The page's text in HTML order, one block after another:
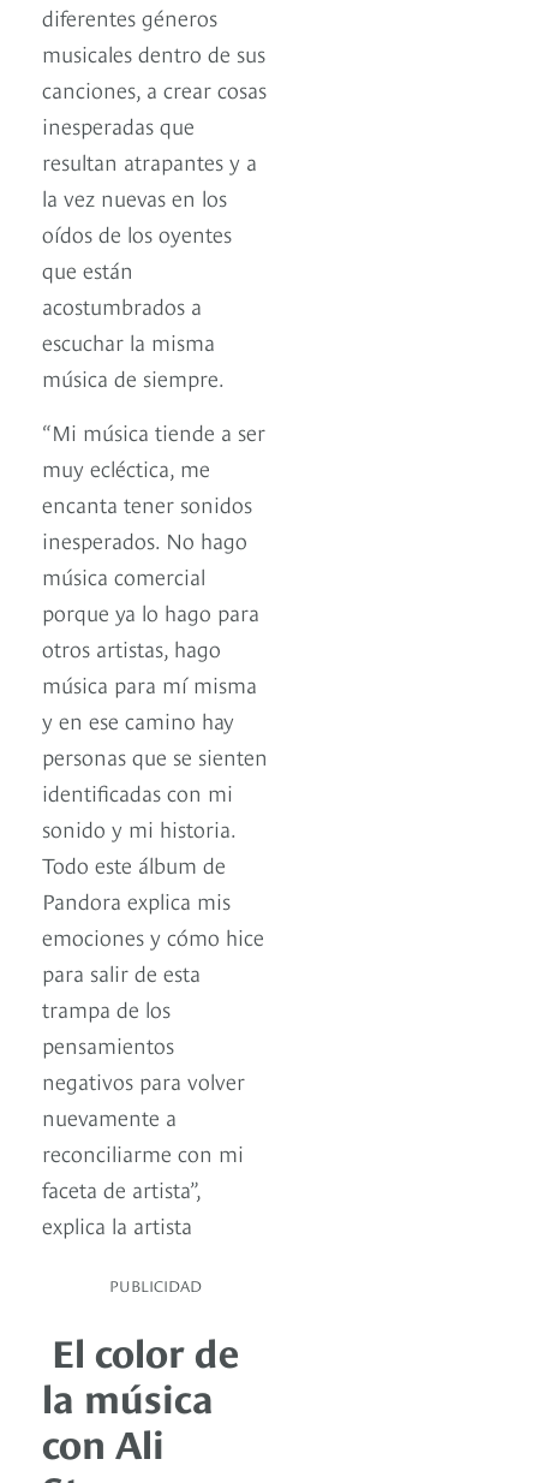
diferentes géneros
musicales dentro de sus
canciones, a crear cosas
inesperadas que
resultan atrapantes y a
la vez nuevas en los
oídos de los oyentes
que están
acostumbrados a
escuchar la misma
música de siempre.
“Mi música tiende a ser
muy ecléctica, me
encanta tener sonidos
inesperados. No hago
música comercial
porque ya lo hago para
otros artistas, hago
música para mí misma
y en ese camino hay
personas que se sienten
identificadas con mi
sonido y mi historia.
Todo este álbum de
Pandora explica mis
emociones y cómo hice
para salir de esta
trampa de los
pensamientos
negativos para volver
nuevamente a
reconciliarme con mi
faceta de artista”,
explica la artista
PUBLICIDAD
El color de
la música
con Ali